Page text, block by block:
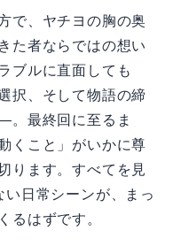
で、ヤチヨの胸の奥
た者ならではの想い
ブルに直面しても
択、そして物語の締
。最終回に至るま
くこと」がいかに尊
ります。すべてを見